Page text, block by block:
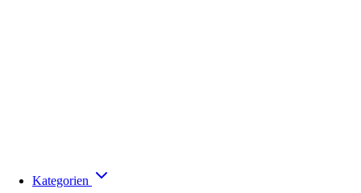
Kategorien